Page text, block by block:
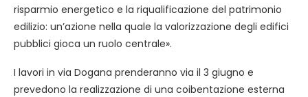
risparmio energetico e la riqualificazione del patrimonio
edilizio: un’azione nella quale la valorizzazione degli edifici
pubblici gioca un ruolo centrale».
I lavori in via Dogana prenderanno via il 3 giugno e
prevedono la realizzazione di una coibentazione esterna